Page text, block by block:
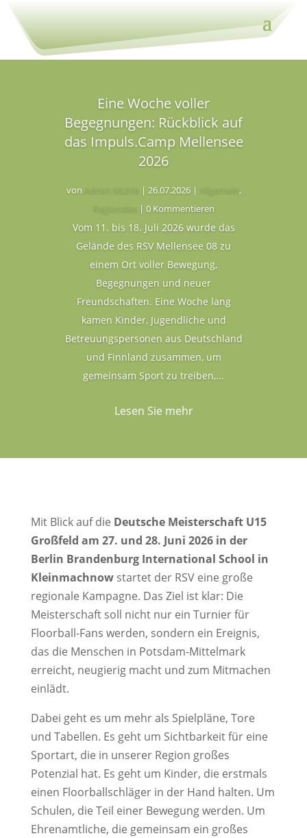
Eine Woche voller
Begegnungen: Rückblick auf
das Impuls.Camp Mellensee
2026
von Adrian Mühle | 26.07.2026| Allgemein ,
Regionales
| 0 Kommentieren
Vom 11. bis 18. Juli 2026 wurde das
Gelände des RSV Mellensee 08 zu
einem Ort voller Bewegung,
Begegnungen und neuer
Freundschaften. Eine Woche lang
kamen Kinder, Jugendliche und
Betreuungspersonen aus Deutschland
und Finnland zusammen, um
gemeinsam Sport zu treiben,...
Lesen Sie mehr
Mit Blick auf die Deutsche Meisterschaft U15
Großfeld am 27. und 28. Juni 2026 in der
Berlin Brandenburg International School in
Kleinmachnowstartet der RSV eine große
regionale Kampagne. Das Ziel ist klar: Die
Meisterschaft soll nicht nur ein Turnier für
Floorball-Fans werden, sondern ein Ereignis,
das die Menschen in Potsdam-Mittelmark
erreicht, neugierig macht und zum Mitmachen
einlädt.
Dabei geht es um mehr als Spielpläne, Tore
und Tabellen. Es geht um Sichtbarkeit für eine
Sportart, die in unserer Region großes
Potenzial hat. Es geht um Kinder, die erstmals
einen Floorballschläger in der Hand halten. Um
Schulen, die Teil einer Bewegung werden. Um
Ehrenamtliche, die gemeinsam ein großes